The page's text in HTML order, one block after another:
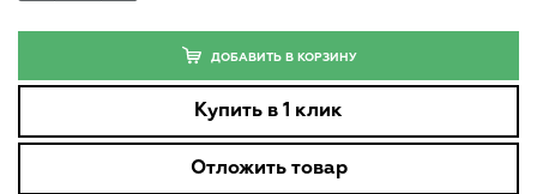
ДОБАВИТЬ В КОРЗИНУ
Купить в 1 клик
Отложить товар